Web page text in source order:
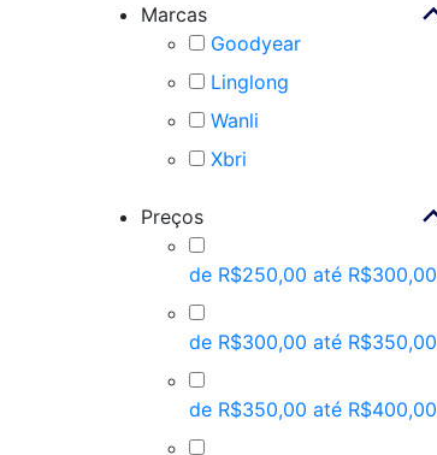
Marcas
Goodyear
Linglong
Wanli
Xbri
Preços
de R$250,00 até R$300,00
de R$300,00 até R$350,00
de R$350,00 até R$400,00